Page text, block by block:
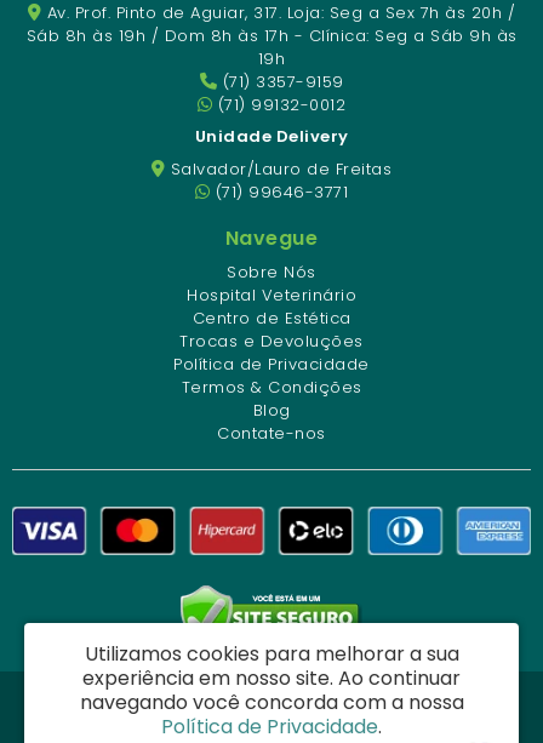
Av. Prof. Pinto de Aguiar, 317. Loja: Seg a Sex 7h às 20h /
Sáb 8h às 19h / Dom 8h às 17h - Clínica: Seg a Sáb 9h às
19h
(71) 3357-9159
(71) 99132-0012
Unidade Delivery
Salvador/Lauro de Freitas
(71) 99646-3771
Navegue
Sobre Nós
Hospital Veterinário
Centro de Estética
Trocas e Devoluções
Política de Privacidade
Termos & Condições
Blog
Contate-nos
Dog Charme Center Comércio e Serviços Veterinários Ltda - CNPJ:
34.261.271/0001-12
Utilizamos cookies para melhorar a sua
experiência em nosso site. Ao continuar
navegando você concorda com a nossa
Política de Privacidade.